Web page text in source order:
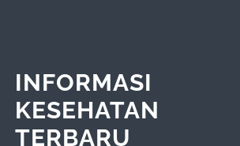
INFORMASI
KESEHATAN
TERBARU